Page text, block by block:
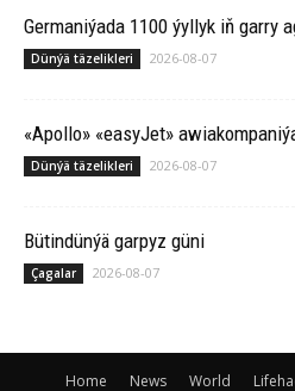
Germaniýada 1100 ýyllyk iň garry
Dünýä täzelikleri 2026-08-07
«Apollo» «easyJet»
Dünýä täzelikleri 2026-08-07
Bü­tin­dün­ýä gar­pyz gü­ni
Çagalar 2026-08-07
Home News World